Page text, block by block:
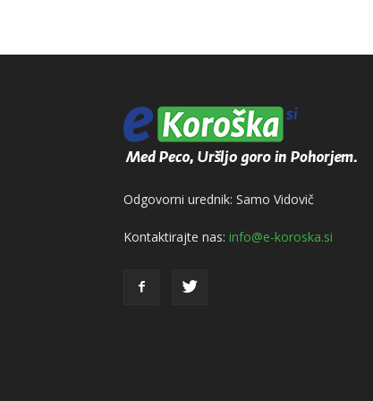
Odgovorni urednik: Samo Vidovič
Kontaktirajte nas: info@e-koroska.si